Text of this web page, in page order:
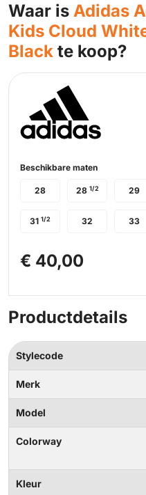
Waar is Adidas
Kids Cloud
Black te koop?
Beschikbare maten
28 28 1/2 29
31 1/2 32 33
€ 40,00
Productdetails
Stylecode
Merk
Model
Colorway
Kleur